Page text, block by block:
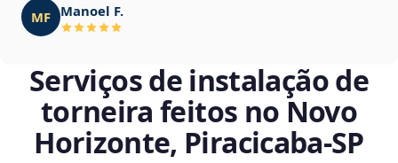
MF Manoel F.
Serviços de instalação de
torneira feitos no Novo
Horizonte, Piracicaba‑SP